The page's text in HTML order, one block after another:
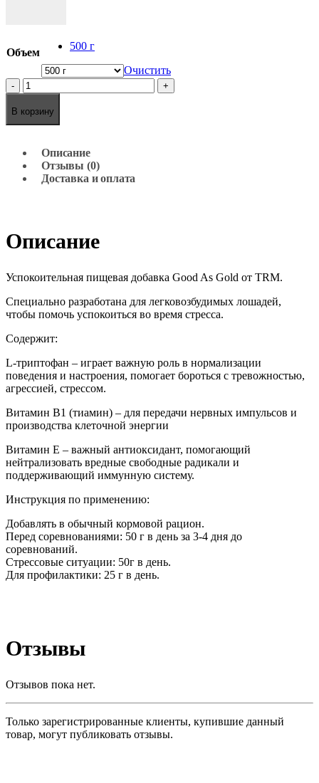
Объем
500 г
Очистить
- +
В корзину
Описание
Отзывы (0)
Доставка и оплата
Описание
Успокоительная пищевая добавка Good As Gold от TRM.
Специально разработана для легковозбудимых лошадей,
чтобы помочь успокоиться во время стресса.
Содержит:
L-триптофан – играет важную роль в нормализации
поведения и настроения, помогает бороться с тревожностью,
агрессией, стрессом.
Витамин B1 (тиамин) – для передачи нервных импульсов и
производства клеточной энергии
Витамин Е – важный антиоксидант, помогающий
нейтрализовать вредные свободные радикали и
поддерживающий иммунную систему.
Инструкция по применению:
Добавлять в обычный кормовой рацион.
Перед соревнованиями: 50 г в день за 3-4 дня до
соревнований.
Стрессовые ситуации: 50г в день.
Для профилактики: 25 г в день.
Отзывы
Отзывов пока нет.
Только зарегистрированные клиенты, купившие данный
товар, могут публиковать отзывы.